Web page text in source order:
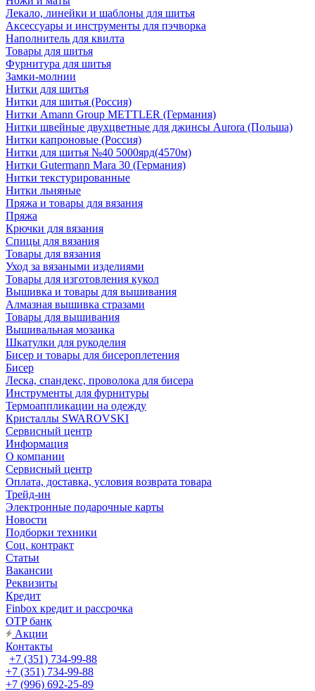
Лекало, линейки и шаблоны для шитья
Аксессуары и инструменты для пэчворка
Наполнитель для квилта
Товары для шитья
Фурнитура для шитья
Замки-молнии
Нитки для шитья
Нитки для шитья (Россия)
Нитки Amann Group METTLER (Германия)
Нитки швейные двухцветные для джинсы Aurora (Польша)
Нитки капроновые (Россия)
Нитки для шитья №40 5000ярд(4570м)
Нитки Gutermann Mara 30 (Германия)
Нитки текстурированные
Нитки льняные
Пряжа и товары для вязания
Пряжа
Крючки для вязания
Спицы для вязания
Товары для вязания
Уход за вязаными изделиями
Товары для изготовления кукол
Вышивка и товары для вышивания
Алмазная вышивка стразами
Товары для вышивания
Вышивальная мозаика
Шкатулки для рукоделия
Бисер и товары для бисероплетения
Бисер
Леска, спандекс, проволока для бисера
Инструменты для фурнитуры
Термоаппликации на одежду
Кристаллы SWAROVSKI
Сервисный центр
Информация
О компании
Сервисный центр
Оплата, доставка, условия возврата товара
Трейд-ин
Электронные подарочные карты
Новости
Подборки техники
Соц. контракт
Статьи
Вакансии
Реквизиты
Кредит
Finbox кредит и рассрочка
OTP банк
Акции
Контакты
+7 (351) 734-99-88
+7 (351) 734-99-88
+7 (996) 692-25-89